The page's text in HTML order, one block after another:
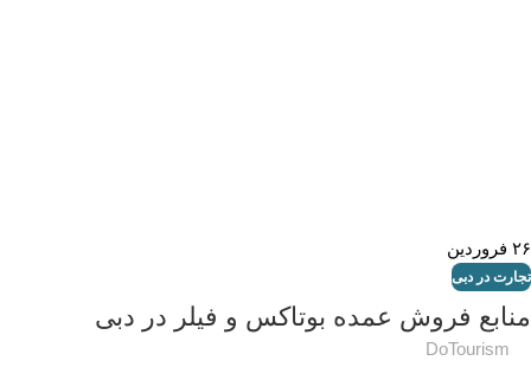
۲۶ فروردین
تجارت در دبی
منابع فروش عمده بوتاکس و فیلر در دبی
DoTourism